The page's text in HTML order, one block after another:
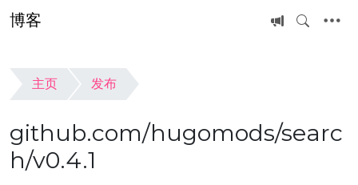
博客
主页 发布
github.com/hugomods/searc
h/v0.4.1